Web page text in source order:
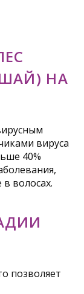
НА
вируса
40%
волосах.
позволяет